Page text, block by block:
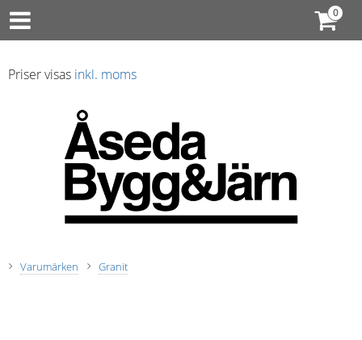
Priser visas inkl. moms
Varumärken Granit